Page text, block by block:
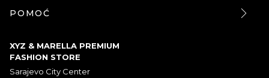
POMOĆ
XYZ & MARELLA PREMIUM
FASHION STORE
Sarajevo City Center